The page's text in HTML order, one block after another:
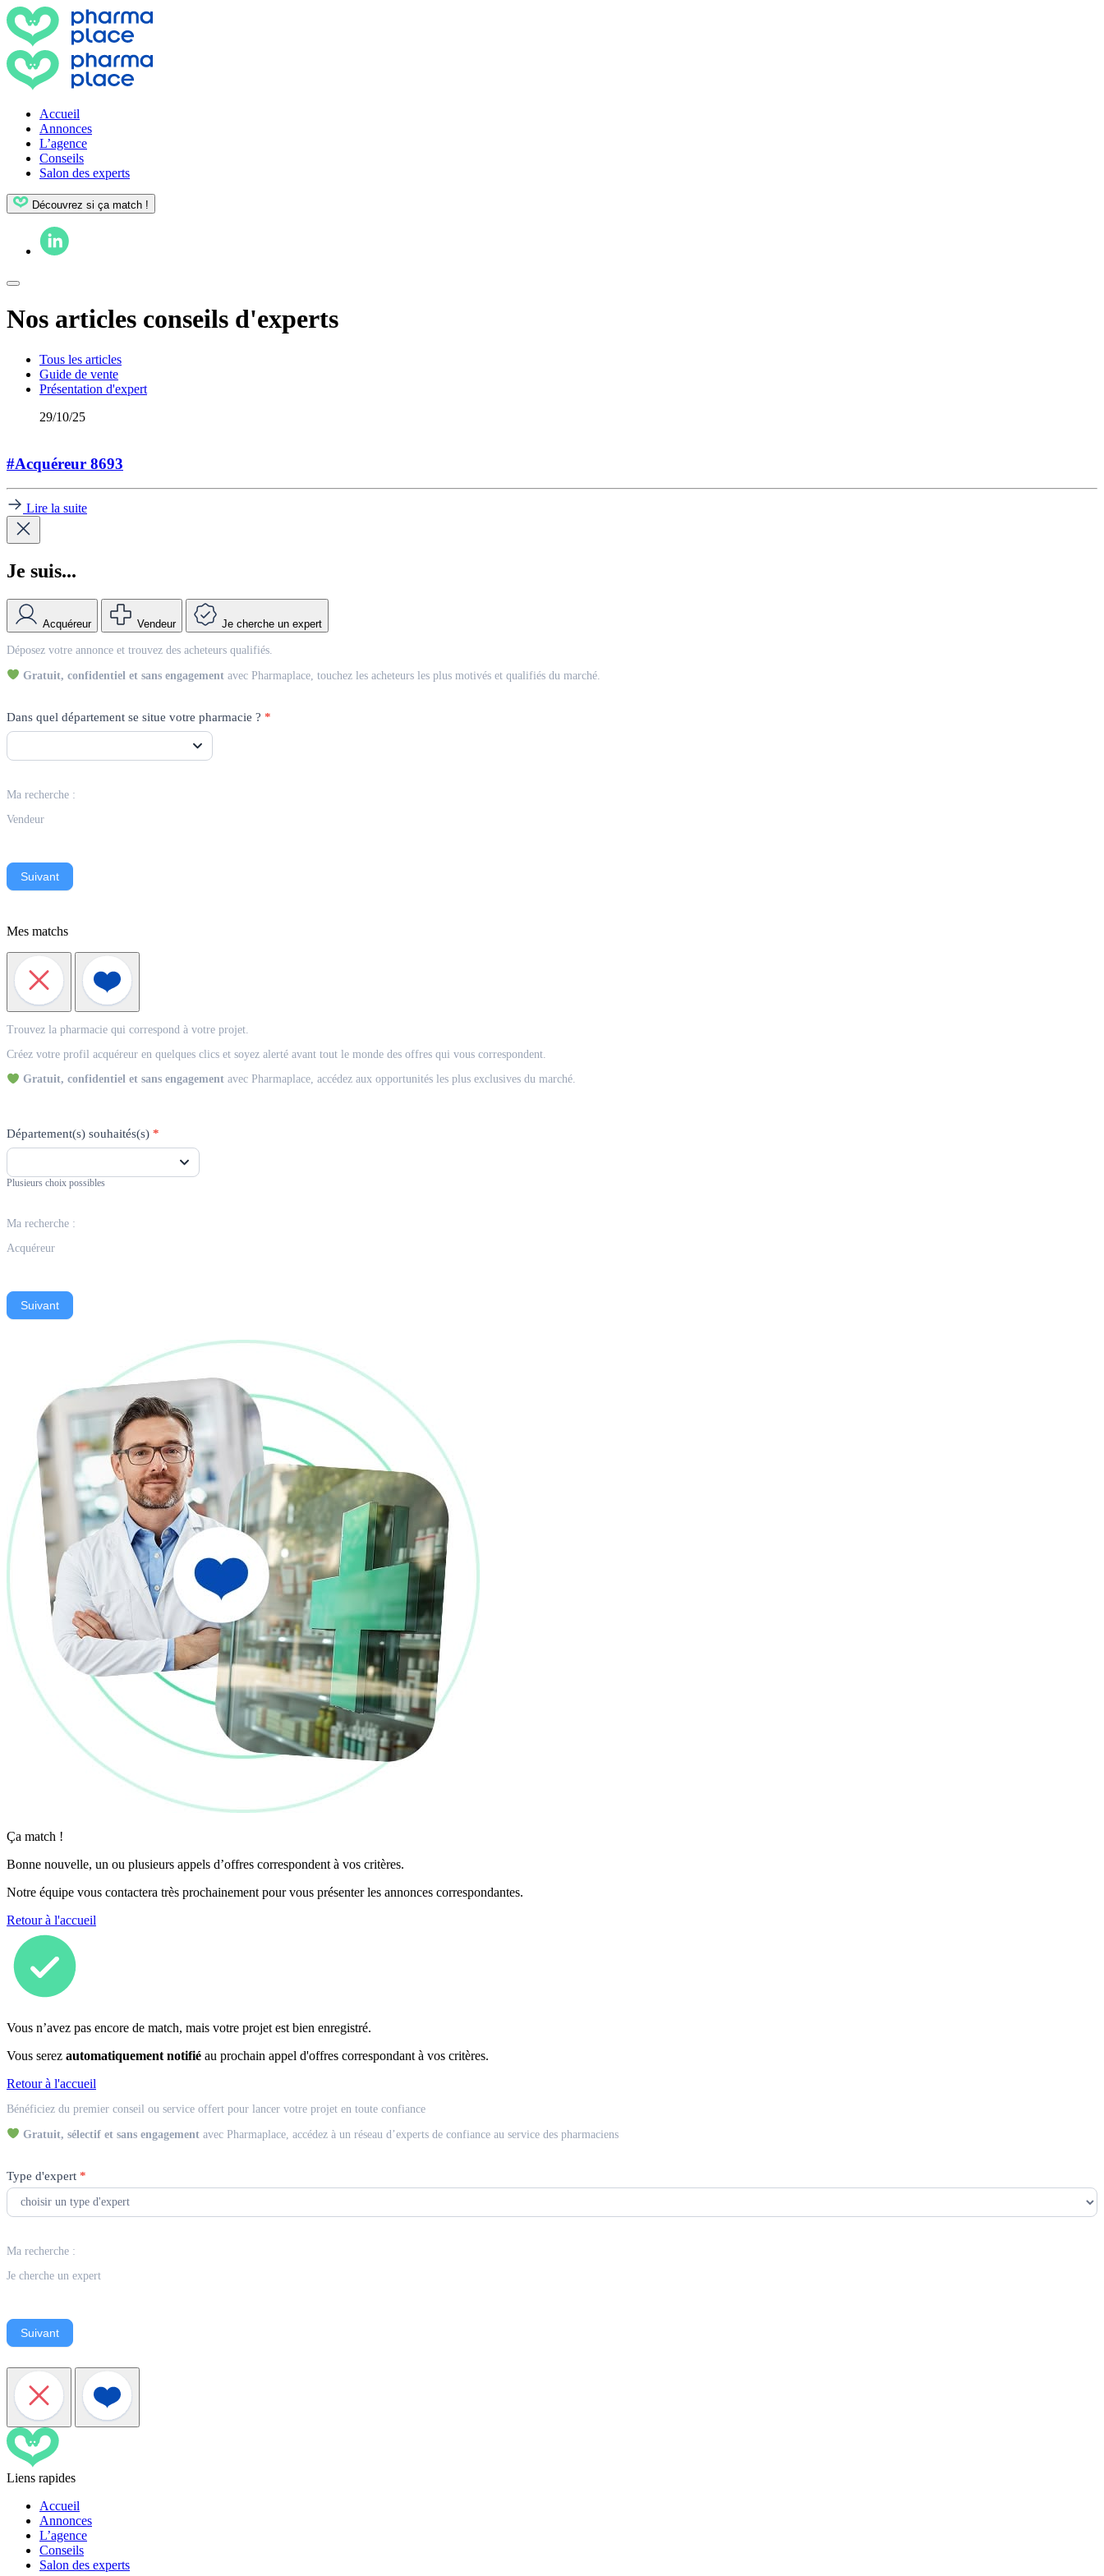
Accueil
Annonces
L’agence
Conseils
Salon des experts
Découvrez si ça match !
Nos articles conseils d'experts
Tous les articles
Guide de vente
Présentation d'expert
29/10/25
#Acquéreur 8693
Lire la suite
Je suis...
Acquéreur Vendeur Je cherche un expert
Vendeur
Déposez votre annonce et trouvez des acheteurs qualifiés.
Gratuit, confidentiel et sans engagement avec Pharmaplace, touchez les acheteurs les plus motivés et qualifiés du marché.
Dans quel département se situe votre pharmacie ? *
Ma recherche :
Vendeur
Suivant
Mes matchs
Acquéreur
Trouvez la pharmacie qui correspond à votre projet.
Créez votre profil acquéreur en quelques clics et soyez alerté avant tout le monde des offres qui vous correspondent.
Gratuit, confidentiel et sans engagementavec Pharmaplace, accédez aux opportunités les plus exclusives du marché.
Département(s) souhaités(s) *
Plusieurs choix possibles
Ma recherche :
Acquéreur
Suivant
Ça match !
Bonne nouvelle, un ou plusieurs appels d’offres correspondent à vos critères.
Notre équipe vous contactera très prochainement pour vous présenter les annonces correspondantes.
Retour à l'accueil
Vous n’avez pas encore de match, mais votre projet est bien enregistré.
Vous serez automatiquement notifié au prochain appel d'offres correspondant à vos critères.
Retour à l'accueil
Expert
Bénéficiez du premier conseil ou service offert pour lancer votre projet en toute confiance
Gratuit, sélectif et sans engagementavec Pharmaplace, accédez à un réseau d’experts de confiance au service des pharmaciens
Type d'expert *
Ma recherche :
Je cherche un expert
Suivant
Liens rapides
Accueil
Annonces
L’agence
Conseils
Salon des experts